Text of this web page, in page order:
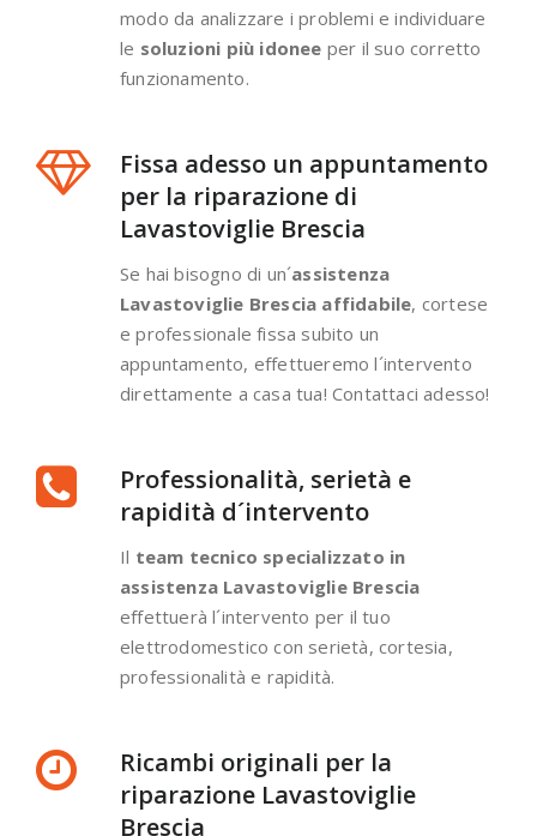
modo da analizzare i problemi e individuare
le soluzioni più idonee per il suo corretto
funzionamento.
Fissa adesso un appuntamento
per la riparazione di
Lavastoviglie Brescia
Se hai bisogno di un´assistenza
Lavastoviglie Brescia affidabile, cortese
e professionale fissa subito un
appuntamento, effettueremo l´intervento
direttamente a casa tua! Contattaci adesso!
Professionalità, serietà e
rapidità d´intervento
Il team tecnico specializzato in
assistenza Lavastoviglie Brescia
effettuerà l´intervento per il tuo
elettrodomestico con serietà, cortesia,
professionalità e rapidità.
Ricambi originali per la
riparazione Lavastoviglie
Brescia